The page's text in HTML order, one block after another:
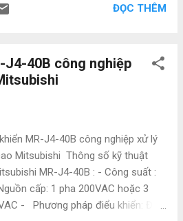
trắng), 16 scale - Đèn nền: LED
làm mát: Tự làm mát - Nhiệt độ
0-50°C - Độ ẩm hoạt động: 10-
164x135x55mm - Trọng
Công ty NATATECH.COM.VN -
cung cấp các thiết bị và phụ kiện
điện tự động hóa như:
Keyence, Yaskawa,Panasonic,
,Omron , Wago và các sản
máy. Vì là hàng nhập nên có giá
ĐỌC THÊM
J4-40B công nghiệp
MR-J4-40B công nghiệp xử lý
Mitsubishi Thông số kỹ thuật
MR-J4-40B : - Công suất :
cấp: 1 pha 200VAC hoặc 3
- Phương pháp điểu khiển: Điều